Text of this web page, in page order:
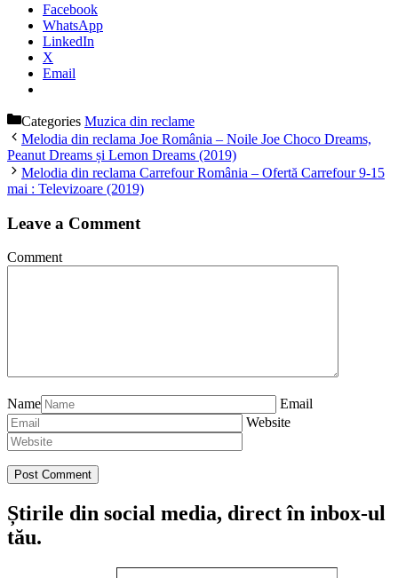
Facebook
WhatsApp
LinkedIn
X
Email
Categories Muzica din reclame
Melodia din reclama Joe România – Noile Joe Choco Dreams,
Peanut Dreams și Lemon Dreams (2019)
Melodia din reclama Carrefour România – Ofertă Carrefour 9-15
mai : Televizoare (2019)
Leave a Comment
Comment
Name
Email
Website
Știrile din social media, direct în inbox-ul
tău.